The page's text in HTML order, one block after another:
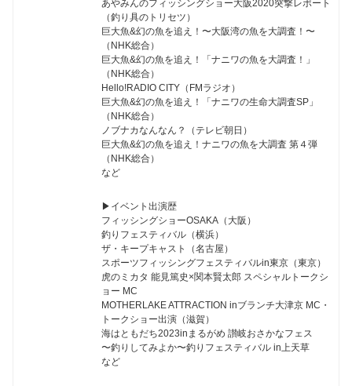
あやみんのフィッシングショー大阪2020突撃レポート
（釣り具のトリセツ）
巨大魚&幻の魚を追え！〜大阪湾の魚を大調査！〜
（NHK総合）
巨大魚&幻の魚を追え！「ナニワの魚を大調査！」
（NHK総合）
Hello!RADIO CITY（FMラジオ）
巨大魚&幻の魚を追え！「ナニワの生命大調査SP」
（NHK総合）
ノブナカなんなん？（テレビ朝日）
巨大魚&幻の魚を追え！ナニワの魚を大調査 第４弾
（NHK総合）
など
▶︎イベント出演歴
フィッシングショーOSAKA（大阪）
釣りフェスティバル（横浜）
ザ・キープキャスト（名古屋）
スポーツフィッシングフェスティバルin東京（東京）
虎のミカタ 能見篤史×関本賢太郎 スペシャルトークシ
ョー MC
MOTHERLAKE ATTRACTION inブランチ大津京 MC・
トークショー出演（滋賀）
海はともだち2023inまるがめ 讃岐おさかなフェス
〜釣りしてみよか〜釣りフェスティバル in上天草
など